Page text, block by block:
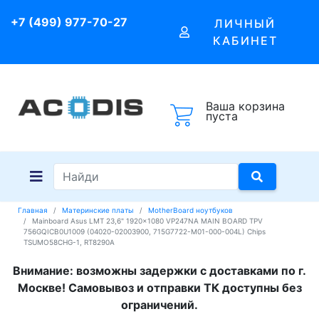
+7 (499) 977-70-27
ЛИЧНЫЙ
КАБИНЕТ
Ваша корзина
пуста
Главная Материнские платы
MotherBoard ноутбуков
Mainboard Asus LMT 23,6" 1920x1080 VP247NA MAIN BOARD TPV
756GQICB0U1009 (04020-02003900, 715G7722-M01-000-004L) Chips
TSUMO58CHG-1, RT8290A
Внимание: возможны задержки с доставками по г.
Москве! Самовывоз и отправки ТК доступны без
ограничений.